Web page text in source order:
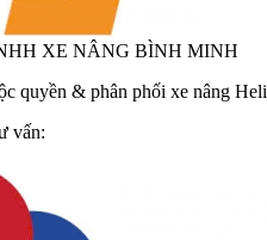
XE NÂNG BÌNH MINH
quyền & phân phối xe nâng Heli
vấn: